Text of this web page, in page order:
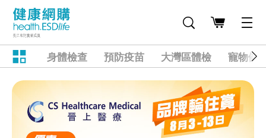
身體檢查 預防疫苗 大灣區體檢 寵物健